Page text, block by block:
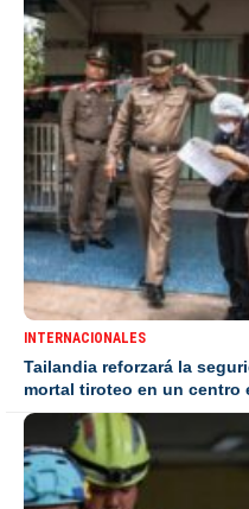
INTERNACIONALES
Tailandia reforzará la
mortal tiroteo en un centro